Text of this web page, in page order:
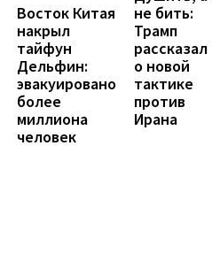
Восток Китая
накрыл
тайфун
Дельфин:
эвакуировано
более
миллиона
человек
не бить:
Трамп
рассказал
о новой
тактике
против
Ирана